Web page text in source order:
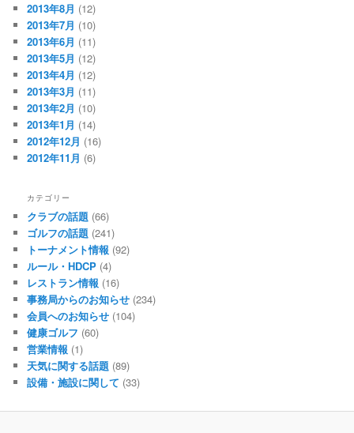
2013年8月 (12)
2013年7月 (10)
2013年6月 (11)
2013年5月 (12)
2013年4月 (12)
2013年3月 (11)
2013年2月 (10)
2013年1月 (14)
2012年12月 (16)
2012年11月 (6)
カテゴリー
クラブの話題 (66)
ゴルフの話題 (241)
トーナメント情報 (92)
ルール・HDCP (4)
レストラン情報 (16)
事務局からのお知らせ (234)
会員へのお知らせ (104)
健康ゴルフ (60)
営業情報 (1)
天気に関する話題 (89)
設備・施設に関して (33)